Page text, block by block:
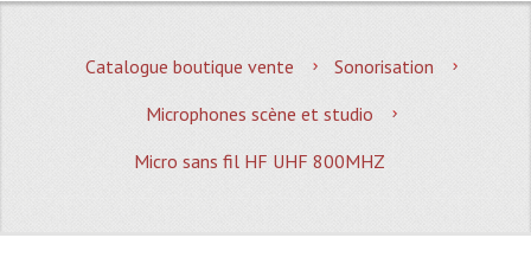
MAGASIN
Quoi De Neuf?
Promotions
Catalogue boutique vente
Sonorisation
Microphones scène et studio
Micro sans fil HF UHF 800MHZ